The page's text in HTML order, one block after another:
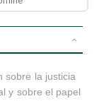
sobre la justicia
y sobre el papel